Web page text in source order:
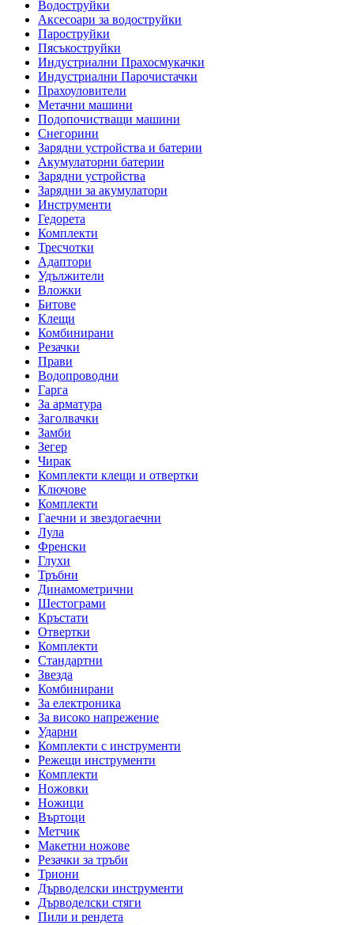
Водоструйки
Аксесоари за водоструйки
Пароструйки
Пясъкоструйки
Индустриални Прахосмукачки
Индустриални Парочистачки
Прахоуловители
Метачни машини
Подопочистващи машини
Снегорини
Зарядни устройства и батерии
Акумулаторни батерии
Зарядни устройства
Зарядни за акумулатори
Инструменти
Гедорета
Комплекти
Тресчотки
Адаптори
Удължители
Вложки
Битове
Клещи
Комбинирани
Резачки
Прави
Водопроводни
Гарга
За арматура
Заголвачки
Замби
Зегер
Чирак
Комплекти клещи и отвертки
Ключове
Комплекти
Гаечни и звездогаечни
Лула
Френски
Глухи
Тръбни
Динамометрични
Шестограми
Кръстати
Отвертки
Комплекти
Стандартни
Звезда
Комбинирани
За електроника
За високо напрежение
Ударни
Комплекти с инструменти
Режещи инструменти
Комплекти
Ножовки
Ножици
Въртоци
Метчик
Макетни ножове
Резачки за тръби
Триони
Дърводелски инструменти
Дърводелски стяги
Пили и рендета